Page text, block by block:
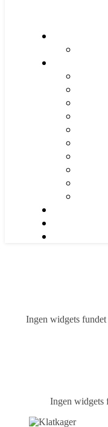
Ingen widgets
Ingen widgets